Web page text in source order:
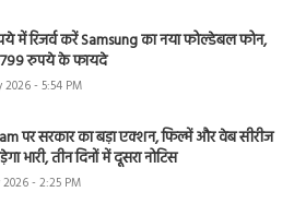
में रिजर्व करें Samsung का नया फोल्डेबल फोन,
रुपये के फायदे
2026 - 5:54 PM
पर सरकार का बड़ा एक्शन, फिल्में और वेब सीरीज
भारी, तीन दिनों में दूसरा नोटिस
- 2:25 PM